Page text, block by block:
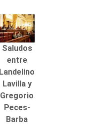
Saludos
entre
Landelino
Lavilla y
Gregorio
Peces-
Barba